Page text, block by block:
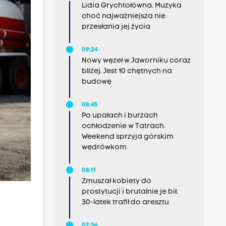
Lidia Grychtołówna. Muzyka
choć najważniejsza nie
przesłania jej życia
09:24
Nowy węzeł w Jaworniku coraz
bliżej. Jest 10 chętnych na
budowę
08:45
Po upałach i burzach
ochłodzenie w Tatrach.
Weekend sprzyja górskim
wędrówkom
08:11
Zmuszał kobiety do
prostytucji i brutalnie je bił.
30-latek trafił do aresztu